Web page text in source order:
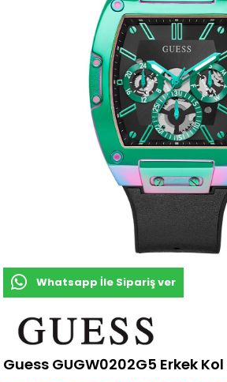
Whatsapp İle Sipariş ver
Guess GUGW0202G5 Erkek